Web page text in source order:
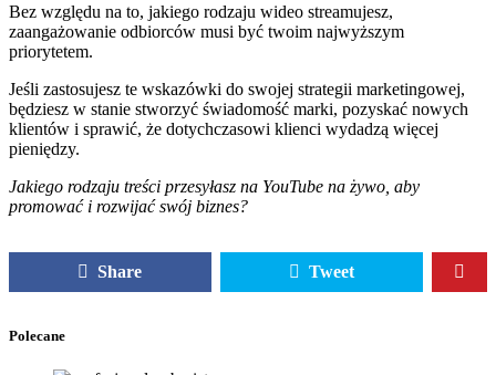
Bez względu na to, jakiego rodzaju wideo streamujesz,
zaangażowanie odbiorców musi być twoim najwyższym
priorytetem.
Jeśli zastosujesz te wskazówki do swojej strategii marketingowej,
będziesz w stanie stworzyć świadomość marki, pozyskać nowych
klientów i sprawić, że dotychczasowi klienci wydadzą więcej
pieniędzy.
Jakiego rodzaju treści przesyłasz na YouTube na żywo, aby
promować i rozwijać swój biznes?
Share Tweet
Polecane